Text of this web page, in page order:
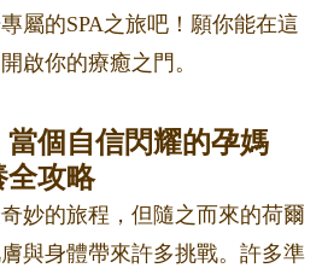
屬的SPA之旅吧！願你能在這
啟你的療癒之門。
個自信閃耀的孕媽
全攻略
妙的旅程，但隨之而來的荷爾
與身體帶來許多挑戰。許多準